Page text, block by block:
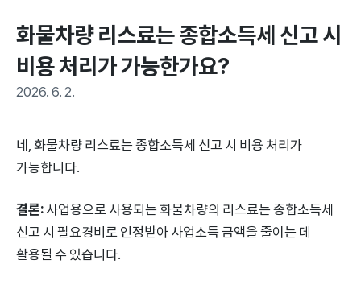
화물차량 리스료는 종합소득세 신고 시
비용 처리가 가능한가요?
2026. 6. 2.
네, 화물차량 리스료는 종합소득세 신고 시 비용 처리가
가능합니다.
결론:사업용으로 사용되는 화물차량의 리스료는 종합소득세
신고 시 필요경비로 인정받아 사업소득 금액을 줄이는 데
활용될 수 있습니다.